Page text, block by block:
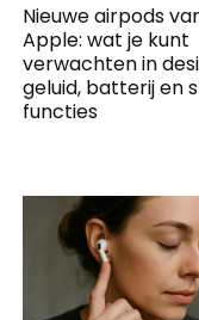
Nieuwe airpods
Apple: wat je kunt
verwachten in
geluid, batterij en
functies